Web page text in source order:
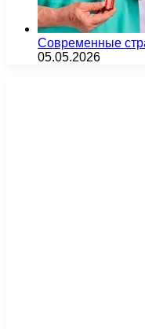
Современные
05.05.2026